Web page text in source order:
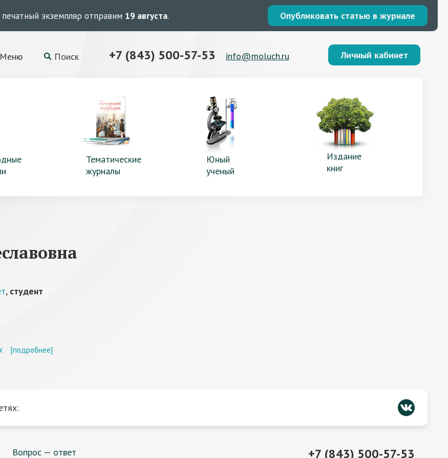
печатный экземпляр отправим 19 августа. Опубликовать статью в журнале
Меню Поиск +7 (843) 500-57-53 info@moluch.ru Личный кабинет
Тематические
журналы
Юный
ученый
Издание
книг
, студент
[подробнее]
Вопрос — ответ +7 (843) 500-57-53